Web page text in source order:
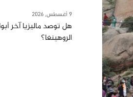
9 أغسطس, 2026
هل توصد ماليزيا آخر
الروهينغا؟